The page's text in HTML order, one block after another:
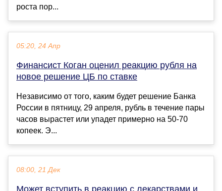
роста пор...
05:20, 24 Апр
Финансист Коган оценил реакцию рубля на
новое решение ЦБ по ставке
Независимо от того, каким будет решение Банка
России в пятницу, 29 апреля, рубль в течение пары
часов вырастет или упадет примерно на 50-70
копеек. Э...
08:00, 21 Дек
Может вступить в реакцию с лекарствами и